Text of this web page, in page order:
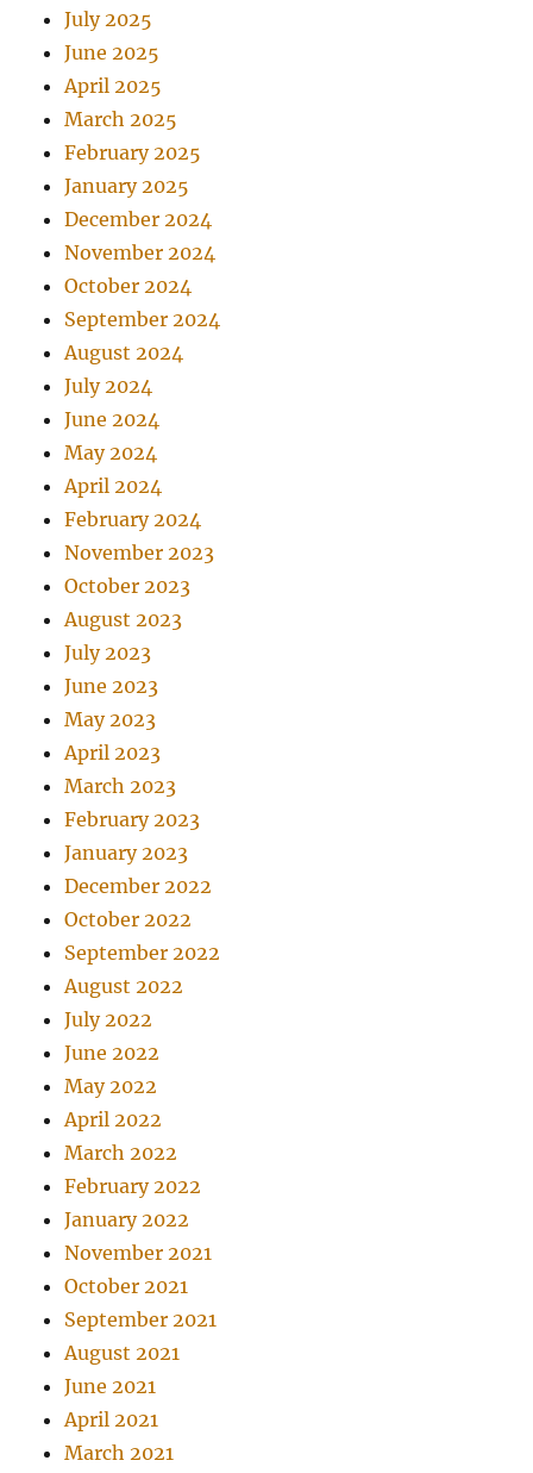
July 2025
June 2025
April 2025
March 2025
February 2025
January 2025
December 2024
November 2024
October 2024
September 2024
August 2024
July 2024
June 2024
May 2024
April 2024
February 2024
November 2023
October 2023
August 2023
July 2023
June 2023
May 2023
April 2023
March 2023
February 2023
January 2023
December 2022
October 2022
September 2022
August 2022
July 2022
June 2022
May 2022
April 2022
March 2022
February 2022
January 2022
November 2021
October 2021
September 2021
August 2021
June 2021
April 2021
March 2021